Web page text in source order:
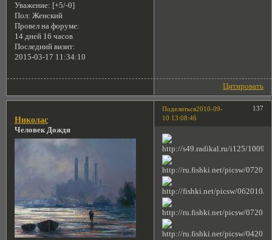
Уважение: [+5/-0]
Пол: Женский
Провел на форуме:
14 дней 16 часов
Последний визит:
2015-03-17 11:34:10
Цитировать
Поделиться 137
2010-09-
10 13:08:46
Николас
Человек Дождя